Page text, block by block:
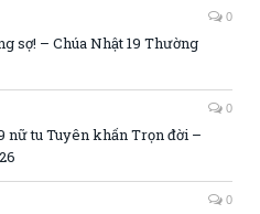
0
sợ! – Chúa Nhật 19 Thường
0
nữ tu Tuyên khấn Trọn đời –
0